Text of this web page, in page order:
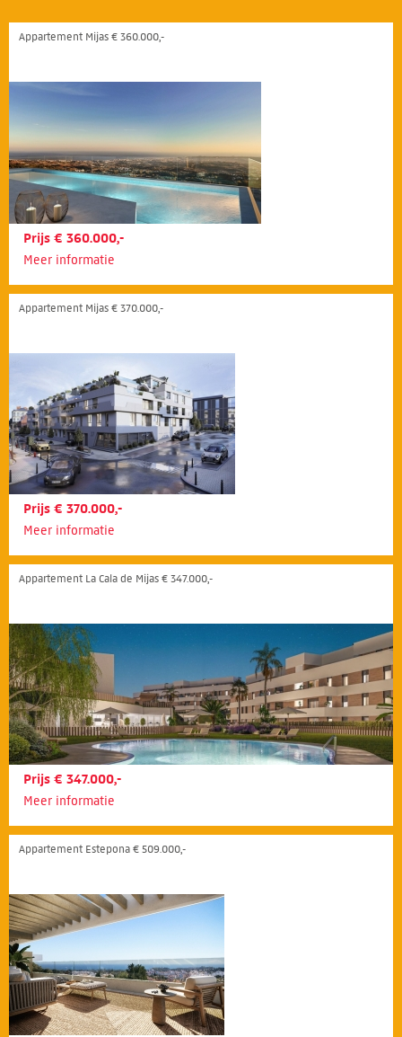
Appartement Mijas € 360.000,-
Prijs € 360.000,-
Meer informatie
Appartement Mijas € 370.000,-
Prijs € 370.000,-
Meer informatie
Appartement La Cala de Mijas € 347.000,-
Prijs € 347.000,-
Meer informatie
Appartement Estepona € 509.000,-